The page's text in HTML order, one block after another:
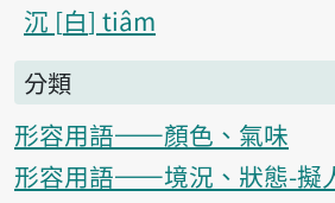
沉 白 tiâm
分類
形容用語——顏色、氣味
形容用語——境況、狀態-擬